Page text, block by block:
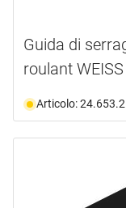
Guida di
roulant WEISS
Articolo: